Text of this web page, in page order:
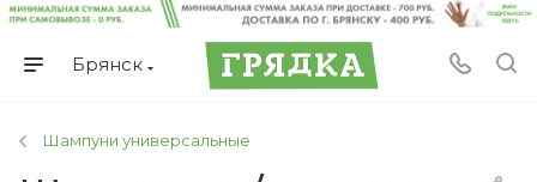
Брянск
Шампуни универсальные